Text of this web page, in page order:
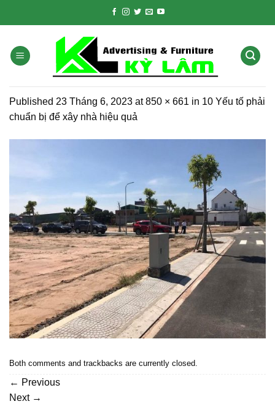
Published 23 Tháng 6, 2023 at850 × 661 in 10 Yếu tố phải
chuẩn bị để xây nhà hiệu quả
Both comments and trackbacks are currently closed.
← Previous
Next →